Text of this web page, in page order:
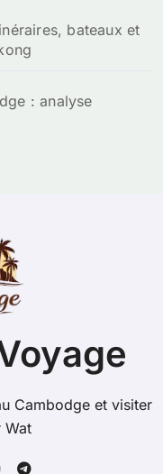
bateaux et
: analyse
Cambodge et visiter
Wat